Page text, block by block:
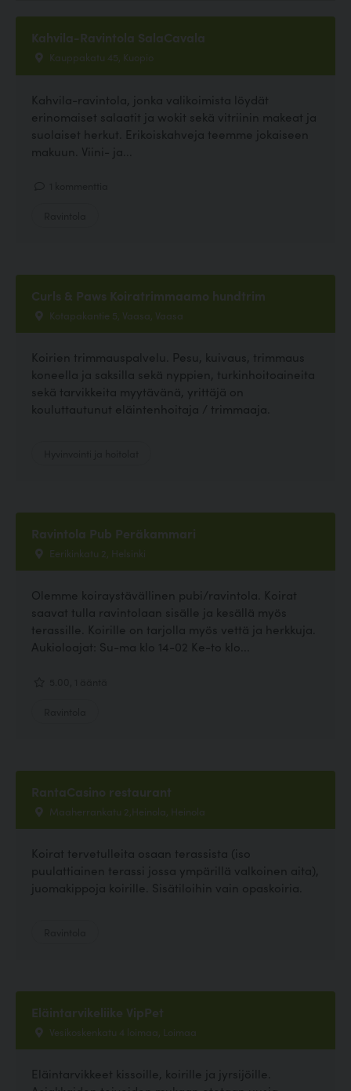
Kahvila-Ravintola SalaCavala
Kauppakatu 45, Kuopio
Kahvila-ravintola, jonka valikoimista löydät
erinomaiset salaatit ja wokit sekä vitriinin makeat ja
suolaiset herkut. Erikoiskahveja teemme jokaiseen
makuun. Viini- ja...
Curls & Paws Koiratrimmaamo hundtrim
Kotapakantie 5, Vaasa, Vaasa
Koirien trimmauspalvelu. Pesu, kuivaus, trimmaus
koneella ja saksilla sekä nyppien, turkinhoitoaineita
sekä tarvikkeita myytävänä, yrittäjä on
kouluttautunut eläintenhoitaja / trimmaaja.
Ravintola Pub Peräkammari
Eerikinkatu 2, Helsinki
Olemme koiraystävällinen pubi/ravintola. Koirat
saavat tulla ravintolaan sisälle ja kesällä myös
terassille. Koirille on tarjolla myös vettä ja herkkuja.
Aukioloajat: Su-ma klo 14-02 Ke-to klo...
RantaCasino restaurant
Maaherrankatu 2,Heinola, Heinola
Koirat tervetulleita osaan terassista (iso
puulattiainen terassi jossa ympärillä valkoinen aita),
juomakippoja koirille. Sisätiloihin vain opaskoiria.
Eläintarvikeliike VipPet
Vesikoskenkatu 4 loimaa, Loimaa
Eläintarvikkeet kissoille, koirille ja jyrsijöille.